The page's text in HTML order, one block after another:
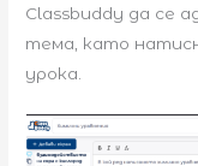
Classbuddy да се
тема, като
урока.